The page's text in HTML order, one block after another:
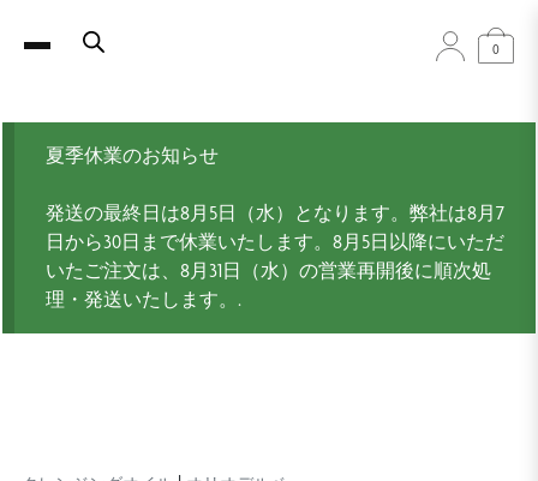
0
夏季休業のお知らせ
発送の最終日は8月5日（水）となります。弊社は8月7
日から30日まで休業いたします。8月5日以降にいただ
いたご注文は、8月31日（水）の営業再開後に順次処
理・発送いたします。.